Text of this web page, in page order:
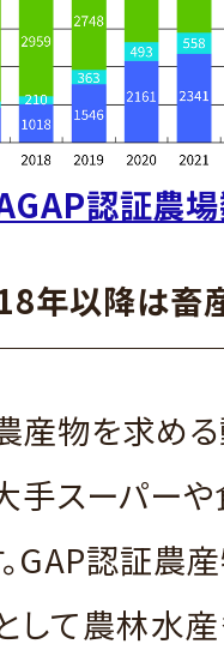
認証農
年以降は畜
産物を求め
手スーパー
GAP認証農
して農林水